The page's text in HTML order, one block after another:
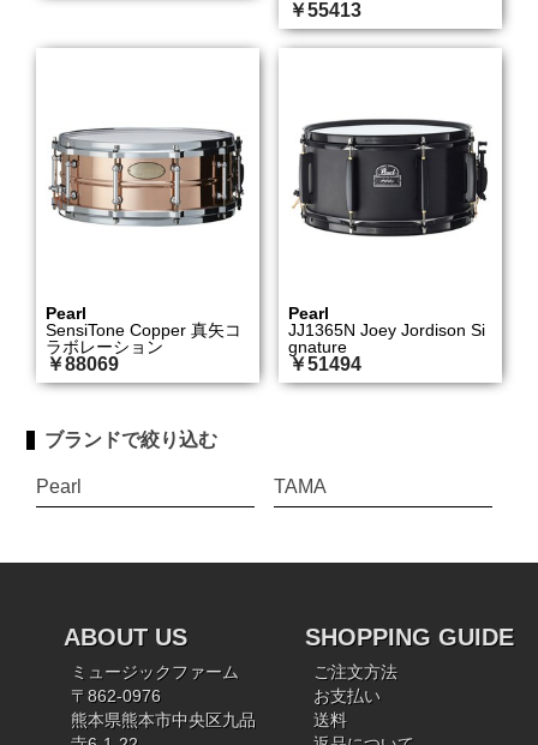
￥55413
Pearl
SensiTone Copper 真矢コ
ラボレーション
￥88069
Pearl
JJ1365N Joey Jordison Si
gnature
￥51494
ブランドで絞り込む
Pearl TAMA
ABOUT US
ミュージックファーム
〒862-0976
熊本県熊本市中央区九品
SHOPPING GUIDE
ご注文方法
お支払い
送料